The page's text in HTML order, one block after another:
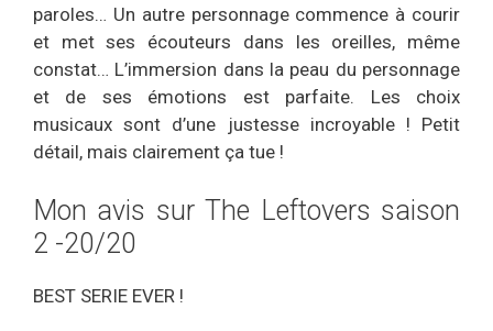
paroles… Un autre personnage commence à courir
et met ses écouteurs dans les oreilles, même
constat… L’immersion dans la peau du personnage
et de ses émotions est parfaite. Les choix
musicaux sont d’une justesse incroyable ! Petit
détail, mais clairement ça tue !
Mon avis sur The Leftovers saison
2 -20/20
BEST SERIE EVER !